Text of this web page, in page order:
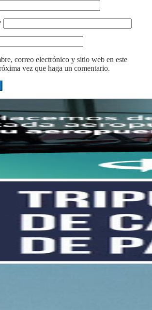
correo electrónico y sitio web en este
vez que haga un comentario.